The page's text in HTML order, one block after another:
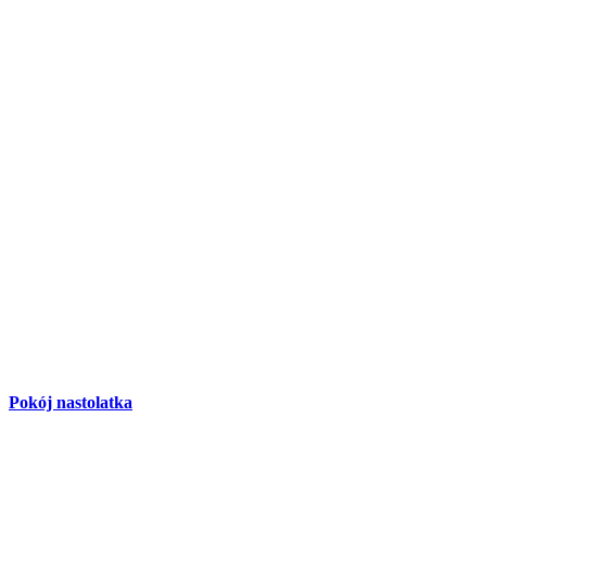
Pokój nastolatka